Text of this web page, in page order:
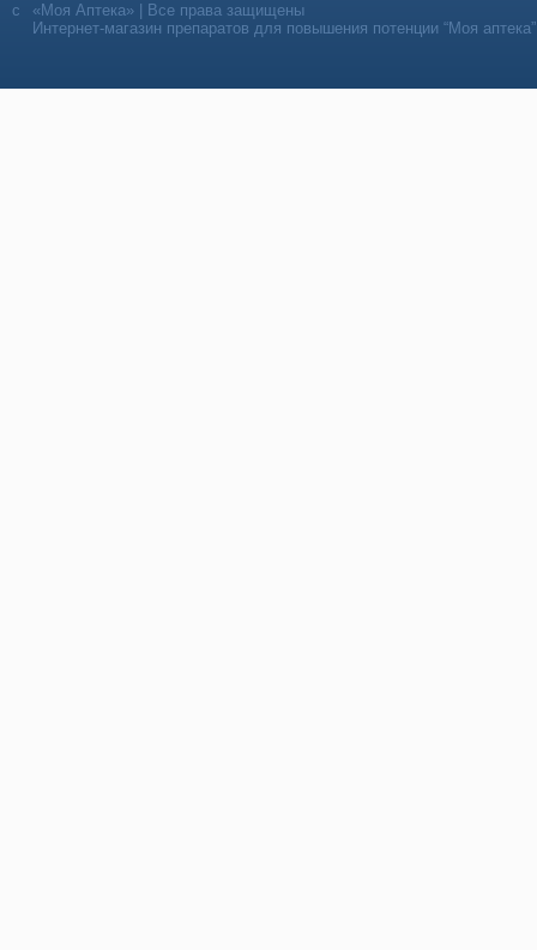
«Моя Аптека» | Все права защищены
Интернет-магазин препаратов для повышения потенции “Моя